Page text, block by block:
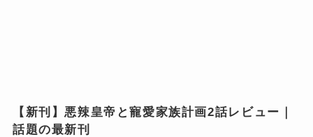
【新刊】悪辣皇帝と寵愛家族計画2話レビュー｜
話題の最新刊